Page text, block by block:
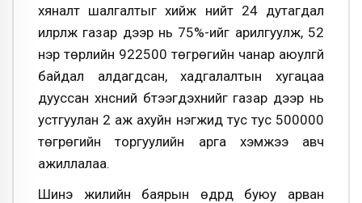
хяналт шалгалтыг хийж нийт 24 дутагдал
илрүүлж газар дээр нь 75%-ийг арилгуулж, 52
нэр төрлийн 922500 төгрөгийн чанар аюулгүй
байдал алдагдсан, хадгалалтын хугацаа
дууссан хүнсний бүтээгдэхүүнийг газар дээр нь
устгуулан 2 аж ахуйн нэгжид тус тус 500000
төгрөгийн торгуулийн арга хэмжээ авч
ажиллалаа.
Шинэ жилийн баярын өдрүүд буюу арван